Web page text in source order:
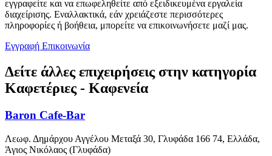
εγγραφείτε και να επωφεληθείτε από εξειδικευμένα εργαλεία
διαχείρισης. Εναλλακτικά, εάν χρειάζεστε περισσότερες
πληροφορίες ή βοήθεια, μπορείτε να επικοινωνήσετε μαζί μας.
Εγγραφή Επικοινωνία
Δείτε άλλες επιχειρήσεις στην κατηγορία
Καφετέριες - Καφενεία
Baron Cafe-Bar
Λεωφ. Δημάρχου Αγγέλου Μεταξά 30, Γλυφάδα 166 74, Ελλάδα,
Άγιος Νικόλαος (Γλυφάδα)